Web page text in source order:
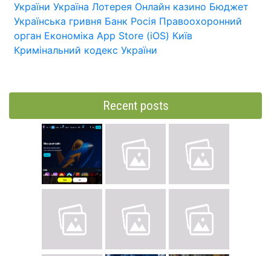
України Україна Лотерея Онлайн казино Бюджет
Українська гривня Банк Росія Правоохоронний
орган Економіка App Store (iOS) Київ
Кримінальний кодекс України
Recent posts